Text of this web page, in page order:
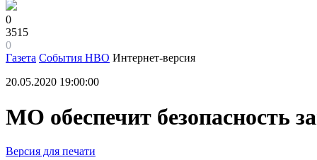
0
3515
0
Газета События НВО Интернет-версия
20.05.2020 19:00:00
МО обеспечит безопасность
Версия для печати